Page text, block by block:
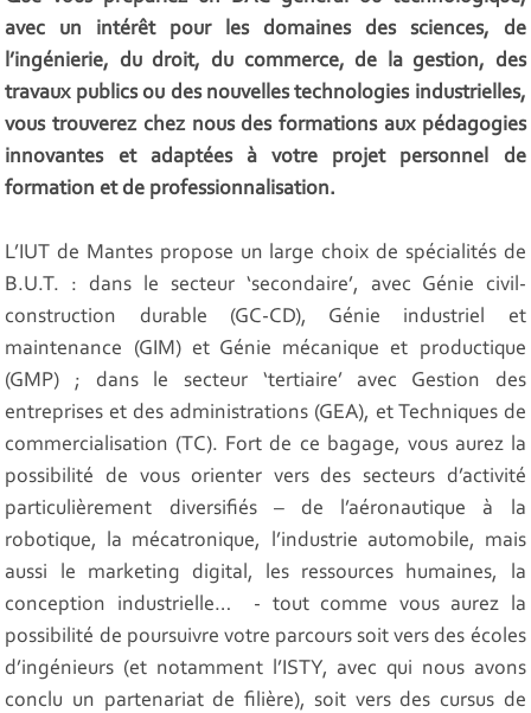
avec un intérêt pour les domaines des sciences, de
l’ingénierie, du droit, du commerce, de la gestion, des
travaux publics ou des nouvelles technologies industrielles,
vous trouverez chez nous des formations aux pédagogies
innovantes et adaptées à votre projet personnel de
formation et de professionnalisation.
L’IUT de Mantes propose un large choix de spécialités de
B.U.T. : dans le secteur ‘secondaire’, avec Génie civil-
construction durable (GC-CD), Génie industriel et
maintenance (GIM) et Génie mécanique et productique
(GMP) ; dans le secteur ‘tertiaire’ avec Gestion des
entreprises et des administrations (GEA), et Techniques de
commercialisation (TC). Fort de ce bagage, vous aurez la
possibilité de vous orienter vers des secteurs d’activité
particulièrement diversifiés – de l’aéronautique à la
robotique, la mécatronique, l’industrie automobile, mais
aussi le marketing digital, les ressources humaines, la
conception industrielle… - tout comme vous aurez la
possibilité de poursuivre votre parcours soit vers des écoles
d’ingénieurs (et notamment l’ISTY, avec qui nous avons
conclu un partenariat de filière), soit vers des cursus de